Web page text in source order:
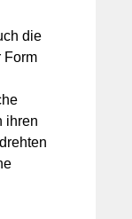
die
Form
ihren